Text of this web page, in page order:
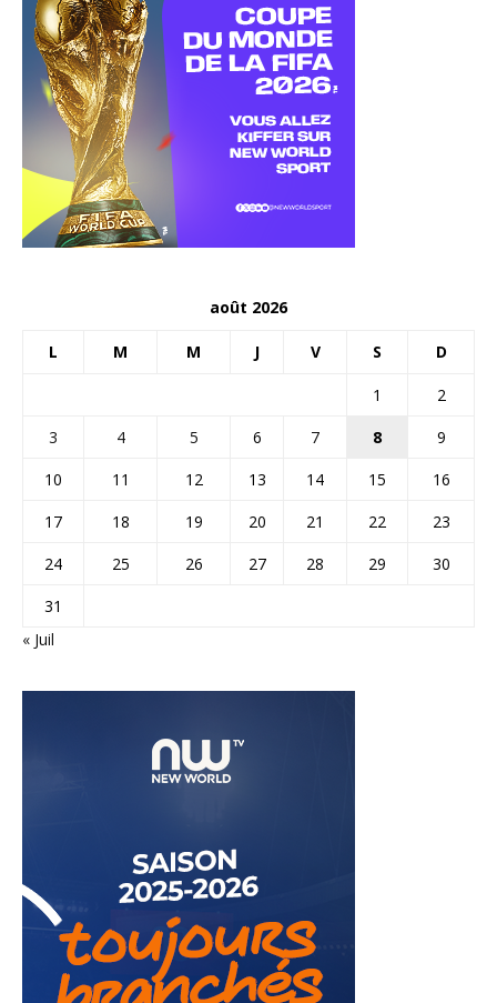
août 2026
L M M J V S D
1
2
3
4 5 6 7 8
9
10
11 12 13 14 15
16
17
18 19 20 21 22
23
24
25 26 27 28 29
30
31
« Juil